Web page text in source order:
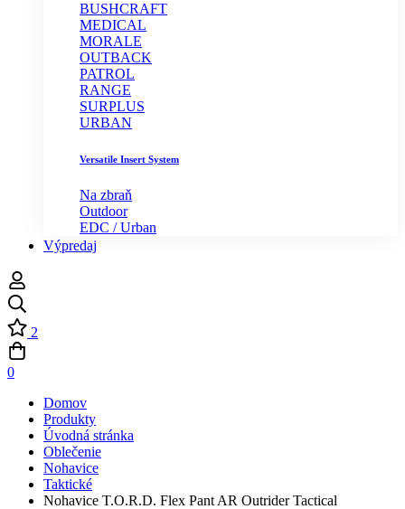
BUSHCRAFT
MEDICAL
MORALE
OUTBACK
PATROL
RANGE
SURPLUS
URBAN
Versatile Insert System
Na zbraň
Outdoor
EDC / Urban
Výpredaj
2
0
Domov
Produkty
Úvodná stránka
Oblečenie
Nohavice
Taktické
Nohavice T.O.R.D. Flex Pant AR Outrider Tactical